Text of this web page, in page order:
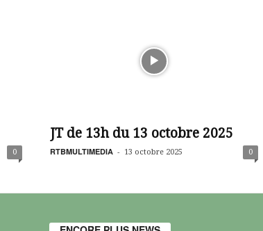
0
JT de 13h du 13 octobre 2025
RTBMULTIMEDIA - 13 octobre 2025 0